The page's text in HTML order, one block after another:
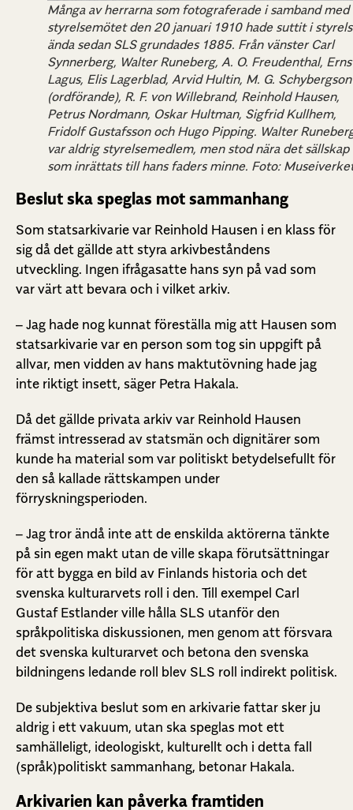
Många av herrarna som fotograferade i samband med
styrelsemötet den 20 januari 1910 hade suttit i
ända sedan SLS grundades 1885. Från vänster Carl
Synnerberg, Walter Runeberg, A. O. Freudenthal,
Lagus, Elis Lagerblad, Arvid Hultin, M. G. Schybergson
(ordförande), R. F. von Willebrand, Reinhold Hausen,
Petrus Nordmann, Oskar Hultman, Sigfrid Kullhem,
Fridolf Gustafsson och Hugo Pipping. Walter
var aldrig styrelsemedlem, men stod nära det sällskap
som inrättats till hans faders minne. Foto:
Beslut ska speglas mot sammanhang
Som statsarkivarie var Reinhold Hausen i en klass för
sig då det gällde att styra arkivbeståndens
utveckling. Ingen ifrågasatte hans syn på vad som
var värt att bevara och i vilket arkiv.
– Jag hade nog kunnat föreställa mig att Hausen som
statsarkivarie var en person som tog sin uppgift på
allvar, men vidden av hans maktutövning hade jag
inte riktigt insett, säger Petra Hakala.
Då det gällde privata arkiv var Reinhold Hausen
främst intresserad av statsmän och dignitärer som
kunde ha material som var politiskt betydelsefullt för
den så kallade rättskampen under
förryskningsperioden.
– Jag tror ändå inte att de enskilda aktörerna tänkte
på sin egen makt utan de ville skapa förutsättningar
för att bygga en bild av Finlands historia och det
svenska kulturarvets roll i den. Till exempel Carl
Gustaf Estlander ville hålla SLS utanför den
språkpolitiska diskussionen, men genom att försvara
det svenska kulturarvet och betona den svenska
bildningens ledande roll blev SLS roll indirekt politisk.
De subjektiva beslut som en arkivarie fattar sker ju
aldrig i ett vakuum, utan ska speglas mot ett
samhälleligt, ideologiskt, kulturellt och i detta fall
(språk)politiskt sammanhang, betonar Hakala.
Arkivarien kan påverka framtiden